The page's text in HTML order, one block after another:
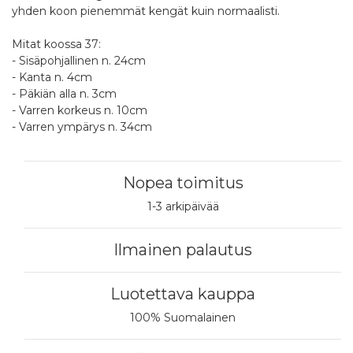
yhden koon pienemmät kengät kuin normaalisti.
Mitat koossa 37:
- Sisäpohjallinen n. 24cm
- Kanta n. 4cm
- Päkiän alla n. 3cm
- Varren korkeus n. 10cm
- Varren ympärys n. 34cm
Nopea toimitus
1-3 arkipäivää
Ilmainen palautus
Luotettava kauppa
100% Suomalainen